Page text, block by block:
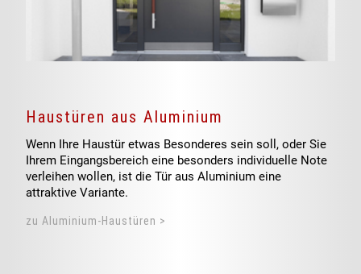
Haustüren aus Aluminium
Wenn Ihre Haustür etwas Besonderes sein soll, oder Sie
Ihrem Eingangsbereich eine besonders individuelle Note
verleihen wollen, ist die Tür aus Aluminium eine
attraktive Variante.
zu Aluminium-Haustüren >